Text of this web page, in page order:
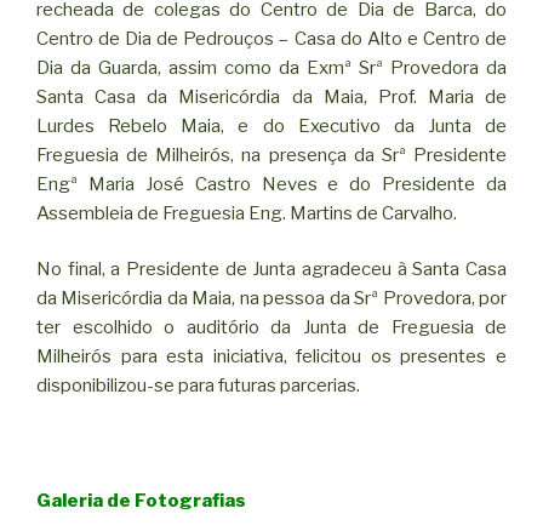
recheada de colegas do Centro de Dia de Barca, do
Centro de Dia de Pedrouços – Casa do Alto e Centro de
Dia da Guarda, assim como da Exmª Srª Provedora da
Santa Casa da Misericórdia da Maia, Prof. Maria de
Lurdes Rebelo Maia, e do Executivo da Junta de
Freguesia de Milheirós, na presença da Srª Presidente
Engª Maria José Castro Neves e do Presidente da
Assembleia de Freguesia Eng. Martins de Carvalho.
No final, a Presidente de Junta agradeceu à Santa Casa
da Misericórdia da Maia, na pessoa da Srª Provedora, por
ter escolhido o auditório da Junta de Freguesia de
Milheirós para esta iniciativa, felicitou os presentes e
disponibilizou-se para futuras parcerias.
Galeria de Fotografias